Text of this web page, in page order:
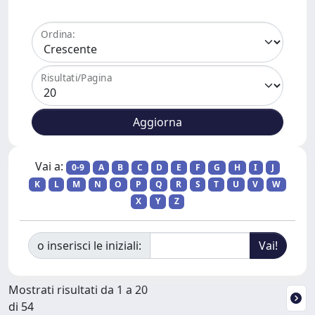
Ordina:
Risultati/Pagina
Vai a: 0-9 A B C D E F G H I
J
K
L M N O P Q R S T U V
W
X
Y Z
o inserisci le iniziali:
Mostrati risultati da 1 a 20
di 54